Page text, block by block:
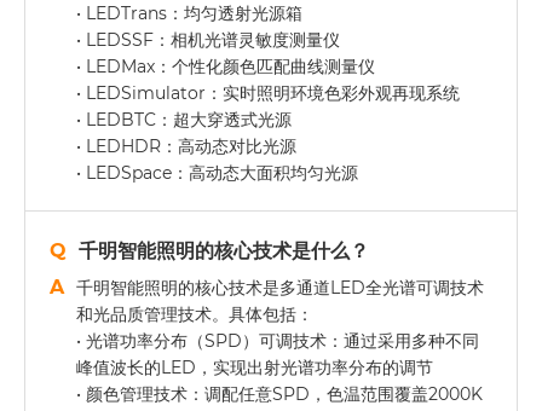
• LEDTrans：均匀透射光源箱
• LEDSSF：相机光谱灵敏度测量仪
• LEDMax：个性化颜色匹配曲线测量仪
• LEDSimulator：实时照明环境色彩外观再现系统
• LEDBTC：超大穿透式光源
• LEDHDR：高动态对比光源
• LEDSpace：高动态大面积均匀光源
千明智能照明的核心技术是什么？
千明智能照明的核心技术是多通道LED全光谱可调技术
和光品质管理技术。具体包括：
• 光谱功率分布（SPD）可调技术：通过采用多种不同
峰值波长的LED，实现出射光谱功率分布的调节
• 颜色管理技术：调配任意SPD，色温范围覆盖2000K